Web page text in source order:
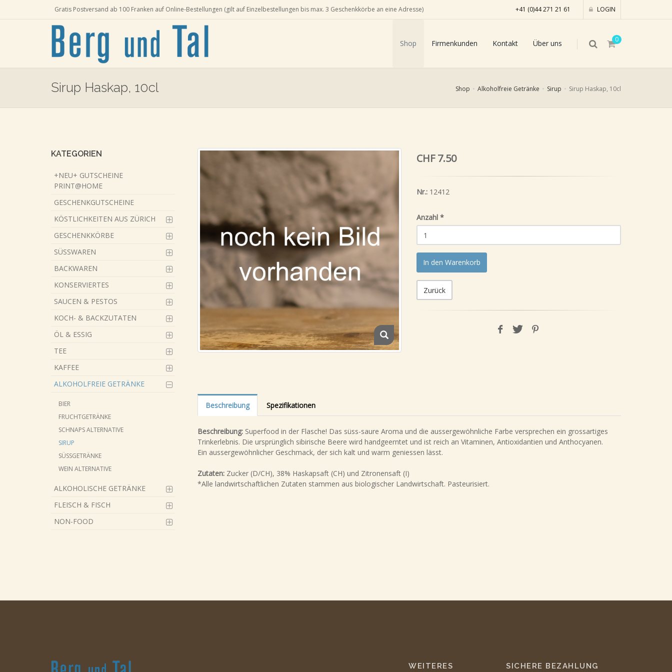
+41 (0)44 271 21 61 LOGIN
Gratis Postversand ab 100 Franken auf Online-Bestellungen (gilt auf Einzelbestellungen bis max. 3 Geschenkkörbe an eine Adresse)
0
Shop Firmenkunden Kontakt Über uns
Sirup Haskap, 10cl Shop Alkoholfreie Getränke Sirup Sirup Haskap, 10cl
KATEGORIEN
+NEU+ GUTSCHEINE
PRINT@HOME
GESCHENKGUTSCHEINE
KÖSTLICHKEITEN AUS ZÜRICH
GESCHENKKÖRBE
SÜSSWAREN
BACKWAREN
KONSERVIERTES
SAUCEN & PESTOS
KOCH- & BACKZUTATEN
ÖL & ESSIG
TEE
KAFFEE
ALKOHOLFREIE GETRÄNKE
BIER
FRUCHTGETRÄNKE
SCHNAPS ALTERNATIVE
SIRUP
SÜSSGETRÄNKE
WEIN ALTERNATIVE
ALKOHOLISCHE GETRÄNKE
FLEISCH & FISCH
NON-FOOD
CHF 7.50
Nr.: 12412
Anzahl *
In den Warenkorb
Zurück
Beschreibung Spezifikationen
Beschreibung: Superfood in der Flasche! Das süss-saure Aroma und die aussergewöhnliche Farbe versprechen ein grossartiges
Trinkerlebnis. Die ursprünglich sibirische Beere wird handgeerntet und ist reich an Vitaminen, Antioxidantien und Anthocyanen.
Ein aussergewöhnlicher Geschmack, der sich kalt und warm geniessen lässt.
Zutaten: Zucker (D/CH), 38% Haskapsaft (CH) und Zitronensaft (I)
*Alle landwirtschaftlichen Zutaten stammen aus biologischer Landwirtschaft. Pasteurisiert.
WEITERES SICHERE BEZAHLUNG